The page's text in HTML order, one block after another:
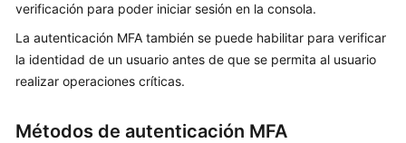
Antes
de
de
verificación para poder iniciar sesión en la consola.
La autenticación MFA también se puede habilitar para verificar
la identidad de un usuario antes de que se permita al usuario
realizar operaciones críticas.
Métodos de autenticación MFA